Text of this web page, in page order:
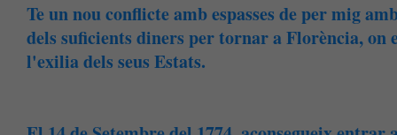
Te un nou conflicte amb espasses de per mig
dels suficients diners per tornar a Florència, on
l'exilia dels seus Estats.